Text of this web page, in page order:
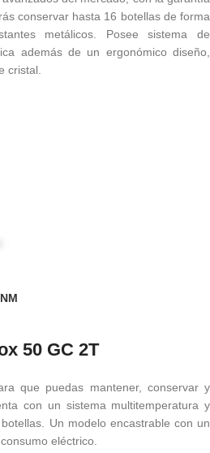
conservar hasta 16 botellas de forma
metálicos. Posee sistema de
además de un ergonómico diseño,
cristal.
50 GC 2T
que puedas mantener, conservar y
con un sistema multitemperatura y
Un modelo encastrable con un
eléctrico.